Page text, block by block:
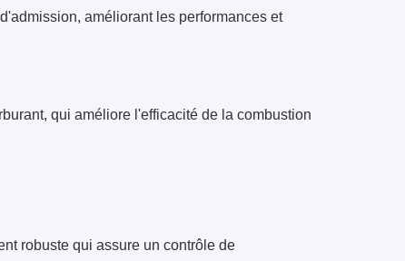
améliorant les performances et
qui améliore l'efficacité de la combustion
robuste qui assure un contrôle de